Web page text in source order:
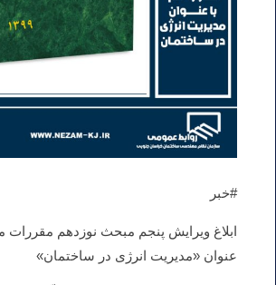
#خبر
ابلاغ ویرایش پنجم مبحث نوزدهم مقررات
عنوان «مدیریت انرژی در ساختمان»